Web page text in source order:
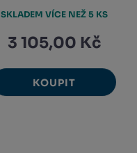
3 105,00 Kč
KOUPIT
SKLADEM VÍCE NEŽ 5 KS